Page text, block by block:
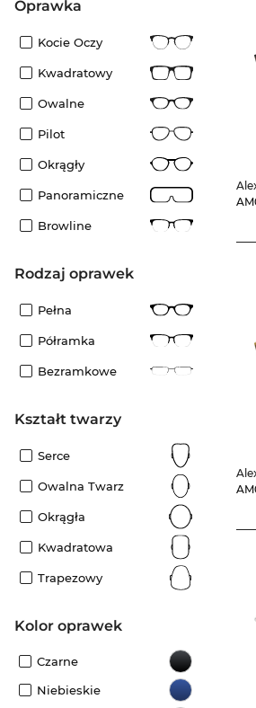
oprawka
Kocie Oczy
Kwadratowy
Owalne
Pilot
Okrągły
Panoramiczne
Browline
rodzaj oprawek
Pełna
Półramka
Bezramkowe
kształt twarzy
Serce
Owalna Twarz
Okrągła
Kwadratowa
Trapezowy
kolor oprawek
Czarne
Niebieskie